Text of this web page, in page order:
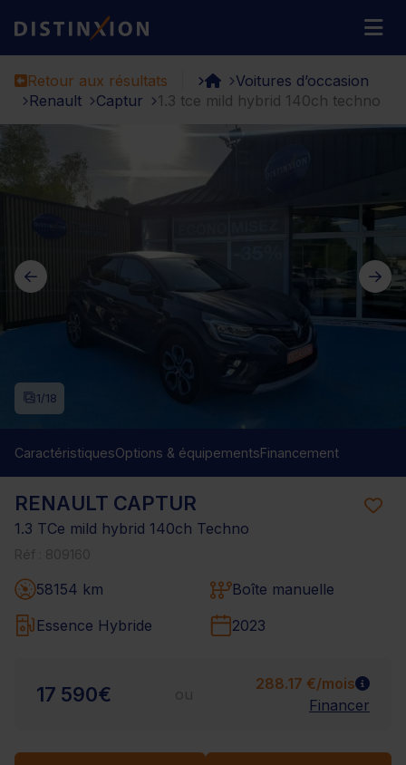
Distinxion
Retour aux résultats
Voitures d’occasion
Renault
Captur 1.3 tce mild hybrid 140ch techno
RENAULT CAPTUR
1.3 TCe mild hybrid 140ch Techno
58154 km
Boîte manuelle
Essence Hybride
2023
17 590€
288.17 €/mois
Financer
1/18
CaractéristiquesOptions & équipementsFinancement